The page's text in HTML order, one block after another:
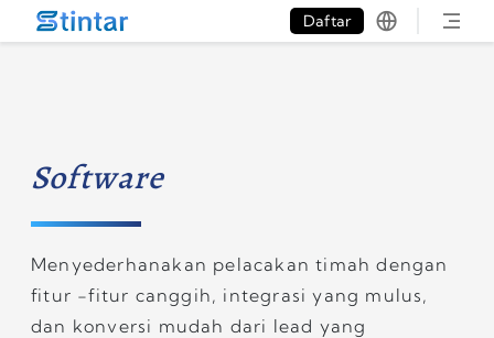
put google tag in file
Daftar
Software
Menyederhanakan pelacakan timah dengan
fitur -fitur canggih, integrasi yang mulus,
dan konversi mudah dari lead yang